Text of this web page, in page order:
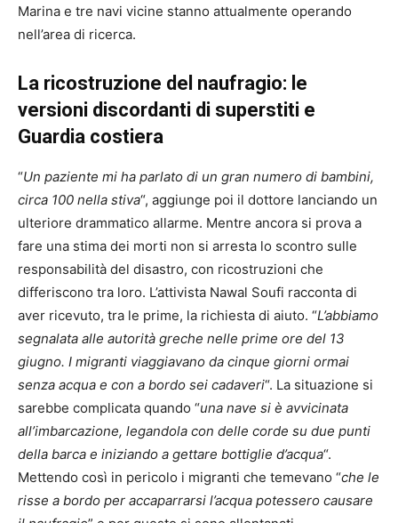
Marina e tre navi vicine stanno attualmente operando
nell’area di ricerca.
La ricostruzione del naufragio: le
versioni discordanti di superstiti e
Guardia costiera
“Un paziente mi ha parlato di un gran numero di bambini,
circa 100 nella stiva“, aggiunge poi il dottore lanciando un
ulteriore drammatico allarme. Mentre ancora si prova a
fare una stima dei morti non si arresta lo scontro sulle
responsabilità del disastro, con ricostruzioni che
differiscono tra loro. L’attivista Nawal Soufi racconta di
aver ricevuto, tra le prime, la richiesta di aiuto. “L’abbiamo
segnalata alle autorità greche nelle prime ore del 13
giugno. I migranti viaggiavano da cinque giorni ormai
senza acqua e con a bordo sei cadaveri“. La situazione si
sarebbe complicata quando “una nave si è avvicinata
all’imbarcazione, legandola con delle corde su due punti
della barca e iniziando a gettare bottiglie d’acqua“.
Mettendo così in pericolo i migranti che temevano “che le
risse a bordo per accaparrarsi l’acqua potessero causare